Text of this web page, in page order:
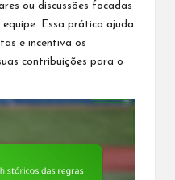
ou discussões focadas
Essa prática ajuda
e incentiva os
contribuições para o